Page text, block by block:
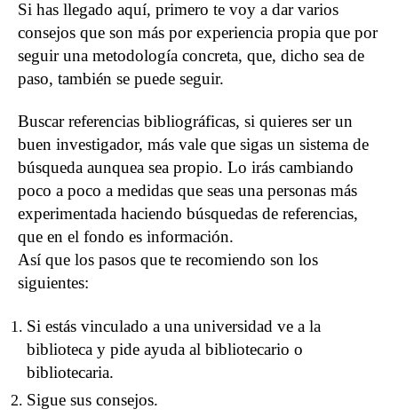
Si has llegado aquí, primero te voy a dar varios
consejos que son más por experiencia propia que por
seguir una metodología concreta, que, dicho sea de
paso, también se puede seguir.
Buscar referencias bibliográficas, si quieres ser un
buen investigador, más vale que sigas un sistema de
búsqueda aunquea sea propio. Lo irás cambiando
poco a poco a medidas que seas una personas más
experimentada haciendo búsquedas de referencias,
que en el fondo es información.
Así que los pasos que te recomiendo son los
siguientes:
Si estás vinculado a una universidad ve a la
biblioteca y pide ayuda al bibliotecario o
bibliotecaria.
Sigue sus consejos.